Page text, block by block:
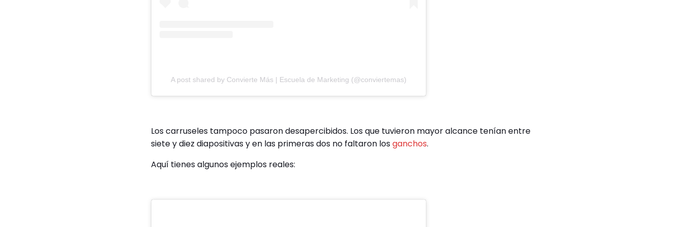
A post shared by Convierte Más | Escuela de Marketing (@conviertemas)
Los carruseles tampoco pasaron desapercibidos. Los que tuvieron mayor alcance tenían entre
siete y diez diapositivas y en las primeras dos no faltaron losganchos.
Aquí tienes algunos ejemplos reales: